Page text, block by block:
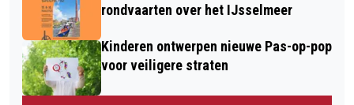
rondvaarten over het IJsselmeer
Kinderen ontwerpen nieuwe Pas-op-pop
voor veiligere straten